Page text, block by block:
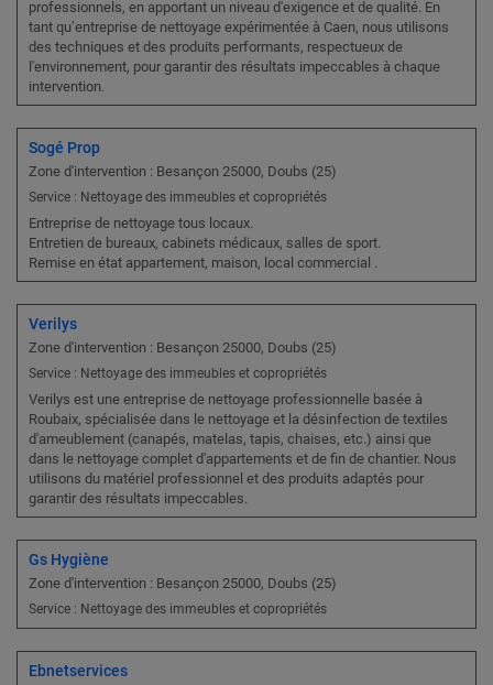
professionnels, en apportant un niveau d'exigence et de qualité. En
tant qu’entreprise de nettoyage expérimentée à Caen, nous utilisons
des techniques et des produits performants, respectueux de
l'environnement, pour garantir des résultats impeccables à chaque
intervention.
Sogé Prop
Zone d'intervention : Besançon 25000, Doubs (25)
Service : Nettoyage des immeubles et copropriétés
Entreprise de nettoyage tous locaux.
Entretien de bureaux, cabinets médicaux, salles de sport.
Remise en état appartement, maison, local commercial .
Verilys
Zone d'intervention : Besançon 25000, Doubs (25)
Service : Nettoyage des immeubles et copropriétés
Verilys est une entreprise de nettoyage professionnelle basée à
Roubaix, spécialisée dans le nettoyage et la désinfection de textiles
d'ameublement (canapés, matelas, tapis, chaises, etc.) ainsi que
dans le nettoyage complet d'appartements et de fin de chantier. Nous
utilisons du matériel professionnel et des produits adaptés pour
garantir des résultats impeccables.
Gs Hygiène
Zone d'intervention : Besançon 25000, Doubs (25)
Service : Nettoyage des immeubles et copropriétés
Ebnetservices